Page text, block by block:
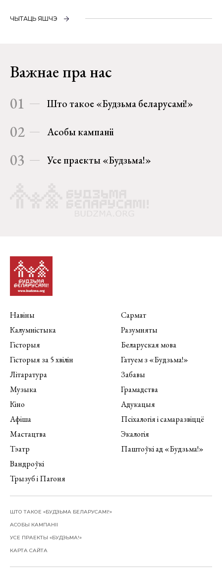
ЧЫТАЦЬ ЯШЧЭ
Важнае пра нас
01 Што такое «Будзьма беларусамі!»
02 Асобы кампаніі
03 Усе праекты «Будзьма!»
Навіны
Калумністыка
Гісторыя
Гісторыя за 5 хвілін
Літаратура
Музыка
Кіно
Афіша
Мастацтва
Тэатр
Вандроўкі
Трызуб і Пагоня
Сармат
Разумняты
Беларуская мова
Гатуем з «Будзьма!»
Забавы
Грамадства
Адукацыя
Псіхалогія і самаразвіццё
Экалогія
Паштоўкі ад «Будзьма!»
ШТО ТАКОЕ «БУДЗЬМА БЕЛАРУСАМІ!»
АСОБЫ КАМПАНІІ
УСЕ ПРАЕКТЫ «БУДЗЬМА!»
КАРТА САЙТА